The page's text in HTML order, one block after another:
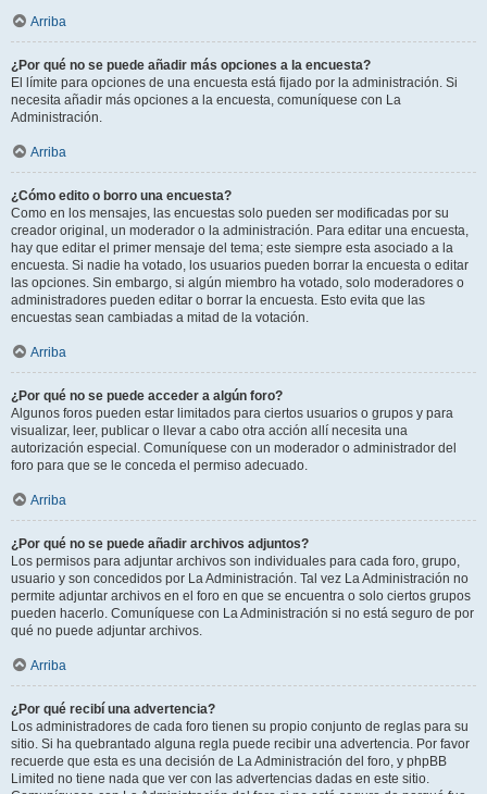
Arriba
¿Por qué no se puede añadir más opciones a la encuesta?
El límite para opciones de una encuesta está fijado por la administración. Si
necesita añadir más opciones a la encuesta, comuníquese con La
Administración.
Arriba
¿Cómo edito o borro una encuesta?
Como en los mensajes, las encuestas solo pueden ser modificadas por su
creador original, un moderador o la administración. Para editar una encuesta,
hay que editar el primer mensaje del tema; este siempre esta asociado a la
encuesta. Si nadie ha votado, los usuarios pueden borrar la encuesta o editar
las opciones. Sin embargo, si algún miembro ha votado, solo moderadores o
administradores pueden editar o borrar la encuesta. Esto evita que las
encuestas sean cambiadas a mitad de la votación.
Arriba
¿Por qué no se puede acceder a algún foro?
Algunos foros pueden estar limitados para ciertos usuarios o grupos y para
visualizar, leer, publicar o llevar a cabo otra acción allí necesita una
autorización especial. Comuníquese con un moderador o administrador del
foro para que se le conceda el permiso adecuado.
Arriba
¿Por qué no se puede añadir archivos adjuntos?
Los permisos para adjuntar archivos son individuales para cada foro, grupo,
usuario y son concedidos por La Administración. Tal vez La Administración no
permite adjuntar archivos en el foro en que se encuentra o solo ciertos grupos
pueden hacerlo. Comuníquese con La Administración si no está seguro de por
qué no puede adjuntar archivos.
Arriba
¿Por qué recibí una advertencia?
Los administradores de cada foro tienen su propio conjunto de reglas para su
sitio. Si ha quebrantado alguna regla puede recibir una advertencia. Por favor
recuerde que esta es una decisión de La Administración del foro, y phpBB
Limited no tiene nada que ver con las advertencias dadas en este sitio.